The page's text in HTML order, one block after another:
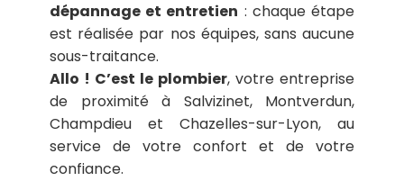
dépannage et entretien : chaque étape
est réalisée par nos équipes, sans aucune
sous-traitance.
Allo ! C’est le plombier, votre entreprise
de proximité à Salvizinet, Montverdun,
Champdieu et Chazelles-sur-Lyon, au
service de votre confort et de votre
confiance.